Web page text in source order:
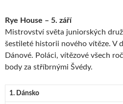
Rye House – 5. září
Mistrovství světa juniorských
šestileté historii nového vítěze. V
Dánové. Poláci, vítězové všech
body za stříbrnými Švédy.
1. Dánsko